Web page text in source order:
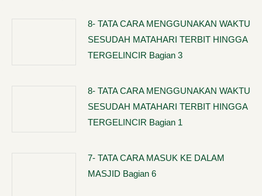
8- TATA CARA MENGGUNAKAN WAKTU
SESUDAH MATAHARI TERBIT HINGGA
TERGELINCIR Bagian 3
8- TATA CARA MENGGUNAKAN WAKTU
SESUDAH MATAHARI TERBIT HINGGA
TERGELINCIR Bagian 1
7- TATA CARA MASUK KE DALAM
MASJID Bagian 6